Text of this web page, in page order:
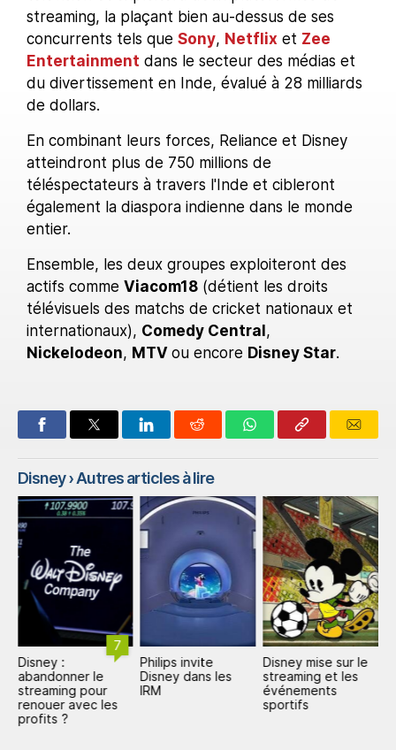
streaming, la plaçant bien au-dessus de ses
concurrents tels que Sony, Netflix et Zee
Entertainment dans le secteur des médias et
du divertissement en Inde, évalué à 28 milliards
de dollars.
En combinant leurs forces, Reliance et Disney
atteindront plus de 750 millions de
téléspectateurs à travers l'Inde et cibleront
également la diaspora indienne dans le monde
entier.
Ensemble, les deux groupes exploiteront des
actifs comme Viacom18 (détient les droits
télévisuels des matchs de cricket nationaux et
internationaux), Comedy Central,
Nickelodeon, MTV ou encore Disney Star.
Disney› Autres articles à lire
7
Disney :
abandonner le
streaming pour
renouer avec les
profits ?
Philips invite
Disney dans les
IRM
Disney mise sur le
streaming et les
événements
sportifs